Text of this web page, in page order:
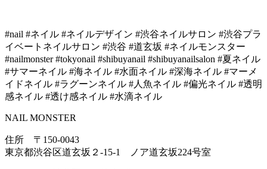
#nail #ネイル #ネイルデザイン #渋谷ネイルサロン #渋谷プラ
イベートネイルサロン #渋谷 #道玄坂 #ネイルモンスター
#nailmonster #tokyonail #shibuyanail #shibuyanailsalon #夏ネイル
#サマーネイル #海ネイル #水面ネイル #深海ネイル #マーメ
イドネイル #ラグーンネイル #人魚ネイル #偏光ネイル #透明
感ネイル #透け感ネイル #水滴ネイル
NAIL MONSTER
住所 〒150-0043
東京都渋谷区道玄坂２-15-1 ノア道玄坂224号室